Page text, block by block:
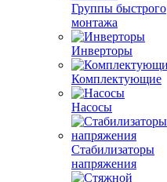
Группы быстрого
монтажа
Инверторы
Комплектующие
Насосы
Стабилизаторы
напряжения